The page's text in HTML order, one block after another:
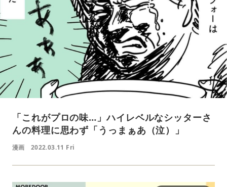
「これがプロの味…」ハイレベルなシッターさ
んの料理に思わず「うっまぁあ（泣）」
漫画 2022.03.11 Fri